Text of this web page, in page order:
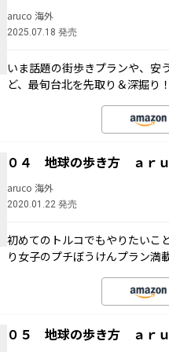
aruco 海外
2025.07.18 発売
いま話題の街歩きプランや、安
ど、最旬台北を先取り＆深掘り！
０４ 地球の歩き方 ａｒ
aruco 海外
2020.01.22 発売
初めてのトルコでもやりたい
り女子のプチぼうけんプラン満
０５ 地球の歩き方 ａｒ